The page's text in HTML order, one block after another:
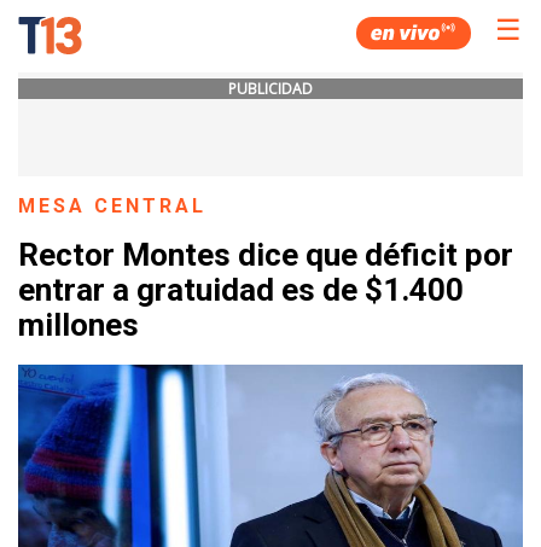
☰
PUBLICIDAD
MESA CENTRAL
Rector Montes dice que déficit por
entrar a gratuidad es de $1.400
millones